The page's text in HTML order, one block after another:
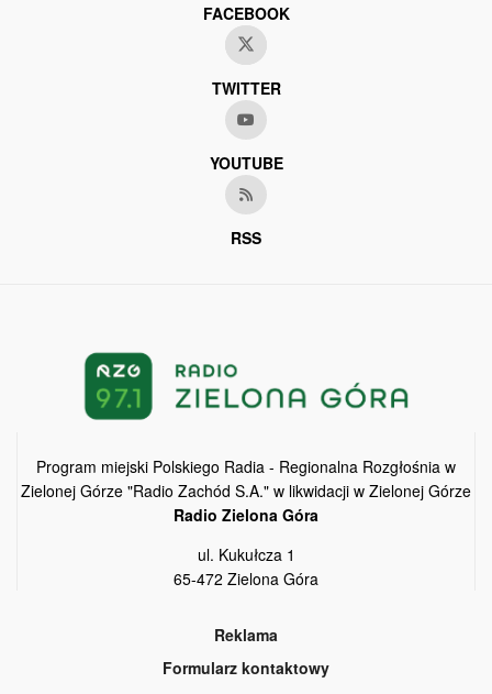
FACEBOOK
TWITTER
YOUTUBE
RSS
Program miejski Polskiego Radia - Regionalna Rozgłośnia w
Zielonej Górze "Radio Zachód S.A." w likwidacji w Zielonej Górze
Radio Zielona Góra
ul. Kukułcza 1
65-472 Zielona Góra
Reklama
Formularz kontaktowy